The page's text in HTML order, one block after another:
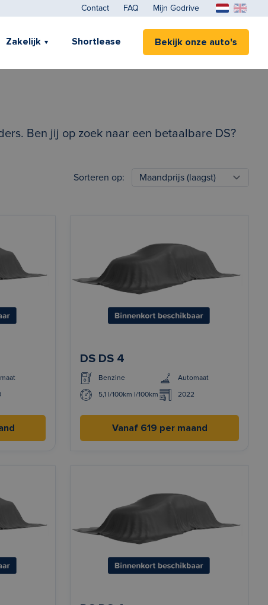
Contact FAQ Mijn Godrive
Zakelijk Shortlease Bekijk onze auto's
Ben jij op zoek naar een betaalbare DS?
Sorteren op:
DS DS 4
Benzine Automaat
5,1 l/100km l/100km 2022
Vanaf 619 per maand